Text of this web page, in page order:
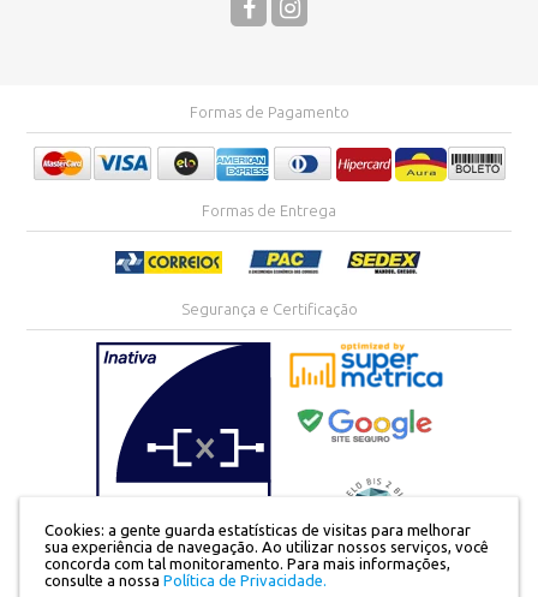
Cookies: a gente guarda estatísticas de visitas para melhorar
sua experiência de navegação. Ao utilizar nossos serviços, você
concorda com tal monitoramento. Para mais informações,
consulte a nossa Política de Privacidade.
Formas de Pagamento
Formas de Entrega
Segurança e Certificação